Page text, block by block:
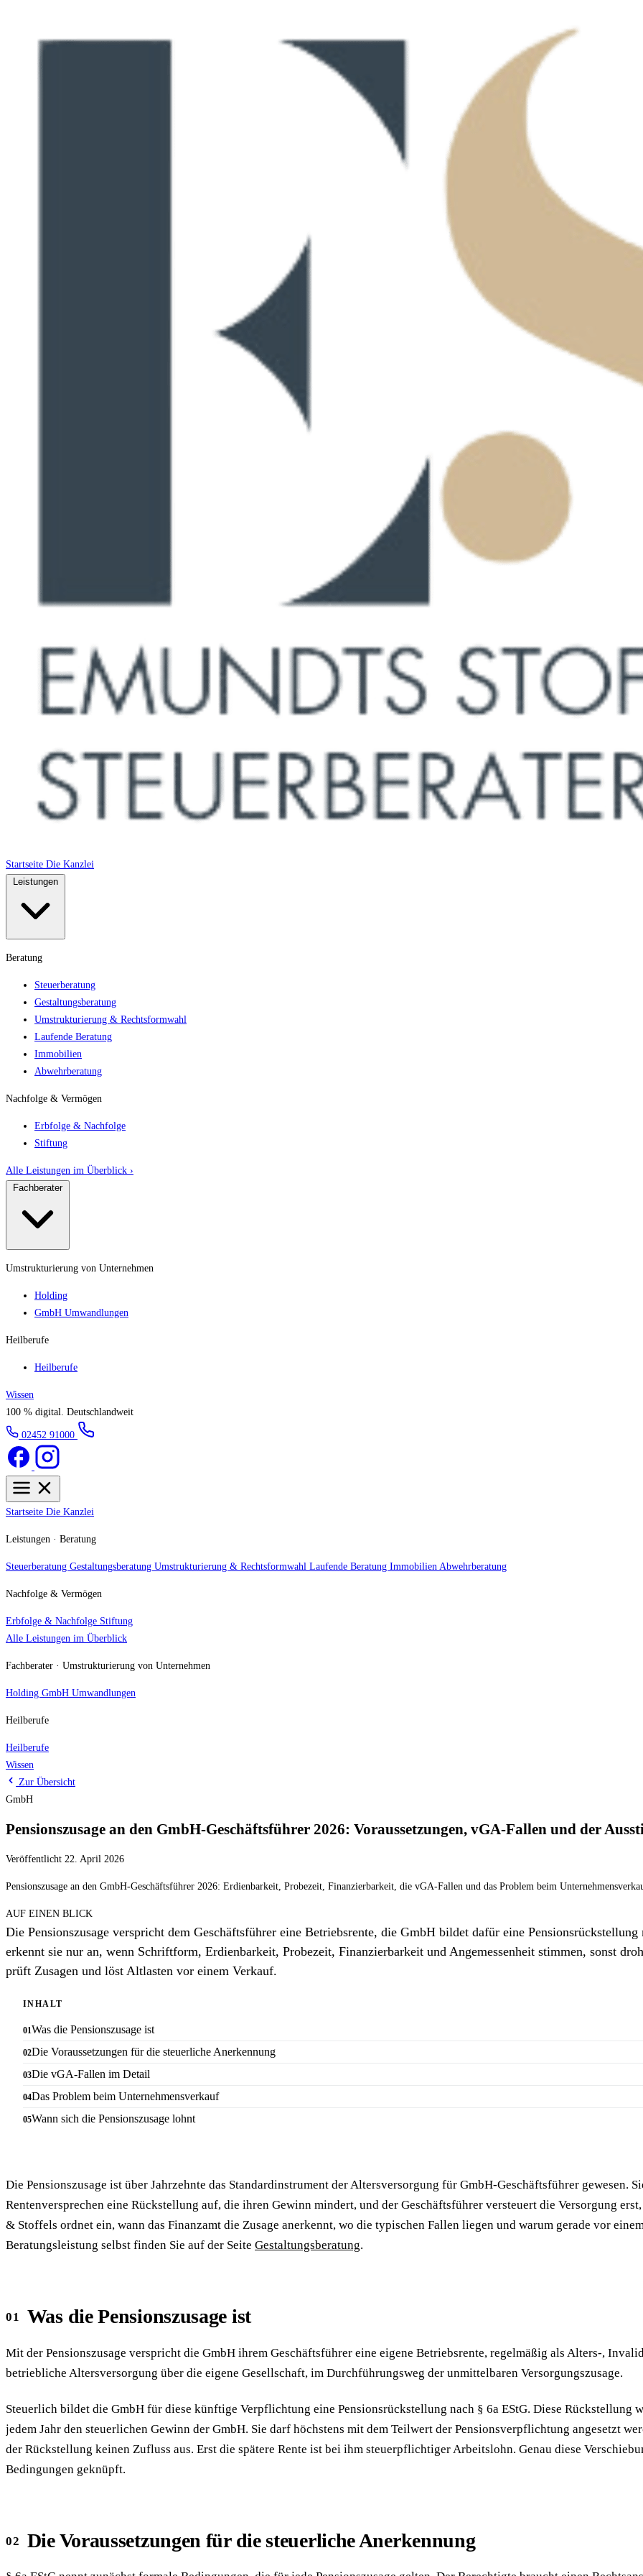
Startseite Die Kanzlei
Beratung
Steuerberatung
Gestaltungsberatung
Umstrukturierung & Rechtsformwahl
Laufende Beratung
Immobilien
Abwehrberatung
Nachfolge & Vermögen
Erbfolge & Nachfolge
Stiftung
Alle Leistungen im Überblick ›
Fachberater
Umstrukturierung von Unternehmen
Holding
GmbH Umwandlungen
Heilberufe
Heilberufe
Wissen
100 % digital. Deutschlandweit
02452 91000
Startseite Die Kanzlei
Leistungen · Beratung
Steuerberatung Gestaltungsberatung Umstrukturierung & Rechtsformwahl Laufende Beratung Immobilien Abwehrberatung
Nachfolge & Vermögen
Erbfolge & Nachfolge Stiftung
Alle Leistungen im Überblick
Fachberater · Umstrukturierung von Unternehmen
Holding GmbH Umwandlungen
Heilberufe
Heilberufe
Wissen
Zur Übersicht
GmbH
Pensionszusage an den GmbH-Geschäftsführer 2026: Voraussetzungen, vGA-Fallen und der
Veröffentlicht 22. April 2026
Pensionszusage an den GmbH-Geschäftsführer 2026: Erdienbarkeit, Probezeit, Finanzierbarkeit, die vGA-Fallen und das Problem beim
AUF EINEN BLICK
Die Pensionszusage verspricht dem Geschäftsführer eine Betriebsrente, die GmbH bildet dafür eine
erkennt sie nur an, wenn Schriftform, Erdienbarkeit, Probezeit, Finanzierbarkeit und Angemessenheit stimmen, sonst
prüft Zusagen und löst Altlasten vor einem Verkauf.
INHALT
Was die Pensionszusage ist
Die Voraussetzungen für die steuerliche Anerkennung
Die vGA-Fallen im Detail
Das Problem beim Unternehmensverkauf
Wann sich die Pensionszusage lohnt
Die Pensionszusage ist über Jahrzehnte das Standardinstrument der Altersversorgung für GmbH-Geschäftsführer gewesen.
Rentenversprechen eine Rückstellung auf, die ihren Gewinn mindert, und der Geschäftsführer versteuert die Versorgung
& Stoffels ordnet ein, wann das Finanzamt die Zusage anerkennt, wo die typischen Fallen liegen und warum gerade vor
Beratungsleistung selbst finden Sie auf der Seite Gestaltungsberatung.
Was die Pensionszusage ist
Mit der Pensionszusage verspricht die GmbH ihrem Geschäftsführer eine eigene Betriebsrente, regelmäßig als Alters-,
betriebliche Altersversorgung über die eigene Gesellschaft, im Durchführungsweg der unmittelbaren Versorgungszusage.
Steuerlich bildet die GmbH für diese künftige Verpflichtung eine Pensionsrückstellung nach § 6a EStG. Diese
jedem Jahr den steuerlichen Gewinn der GmbH. Sie darf höchstens mit dem Teilwert der Pensionsverpflichtung angesetzt
der Rückstellung keinen Zufluss aus. Erst die spätere Rente ist bei ihm steuerpflichtiger Arbeitslohn. Genau diese
Bedingungen geknüpft.
Die Voraussetzungen für die steuerliche Anerkennung